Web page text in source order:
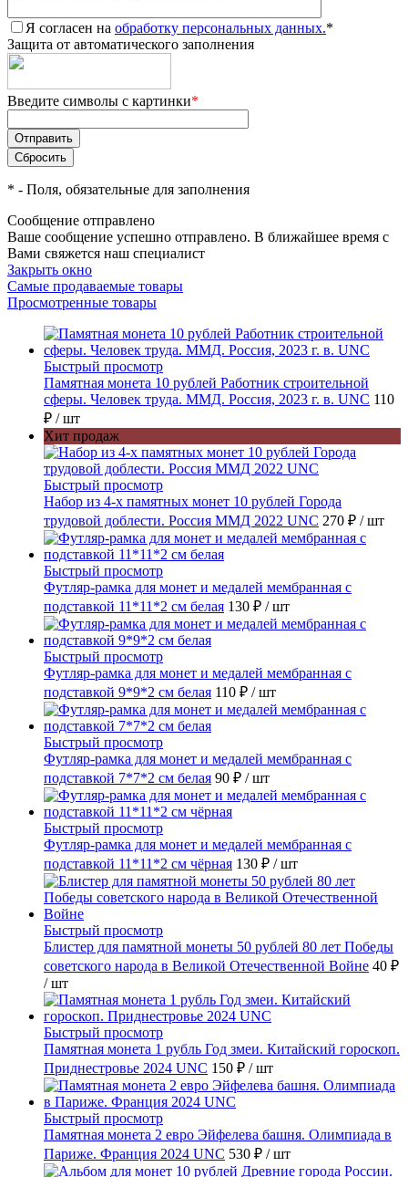
Я согласен на обработку персональных данных.*
Защита от автоматического заполнения
Введите символы с картинки*
* - Поля, обязательные для заполнения
Сообщение отправлено
Ваше сообщение успешно отправлено. В ближайшее время с
Вами свяжется наш специалист
Закрыть окно
Самые продаваемые товары
Просмотренные товары
Быстрый просмотр
Памятная монета 10 рублей Работник строительной
сферы. Человек труда. ММД. Россия, 2023 г. в. UNC 110
₽ / шт
Хит продаж
Быстрый просмотр
Набор из 4-х памятных монет 10 рублей Города
трудовой доблести. Россия ММД 2022 UNC 270 ₽ / шт
Быстрый просмотр
Футляр-рамка для монет и медалей мембранная с
подставкой 11*11*2 см белая 130 ₽ / шт
Быстрый просмотр
Футляр-рамка для монет и медалей мембранная с
подставкой 9*9*2 см белая 110 ₽ / шт
Быстрый просмотр
Футляр-рамка для монет и медалей мембранная с
подставкой 7*7*2 см белая 90 ₽ / шт
Быстрый просмотр
Футляр-рамка для монет и медалей мембранная с
подставкой 11*11*2 см чёрная 130 ₽ / шт
Быстрый просмотр
Блистер для памятной монеты 50 рублей 80 лет Победы
советского народа в Великой Отечественной Войне 40 ₽
/ шт
Быстрый просмотр
Памятная монета 1 рубль Год змеи. Китайский гороскоп.
Приднестровье 2024 UNC 150 ₽ / шт
Быстрый просмотр
Памятная монета 2 евро Эйфелева башня. Олимпиада в
Париже. Франция 2024 UNC 530 ₽ / шт